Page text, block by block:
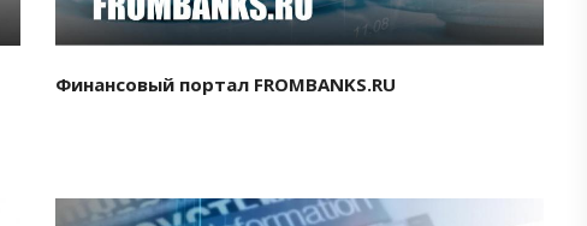
Финансовый портал FROMBANKS.RU